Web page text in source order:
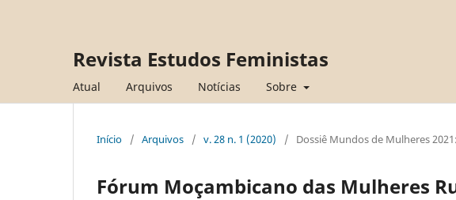
Revista Estudos Feministas
Atual Arquivos Notícias Sobre
Início / Arquivos / v. 28 n. 1 (2020) / Dossiê Mundos de Mulheres
Fórum Moçambicano das Mulheres